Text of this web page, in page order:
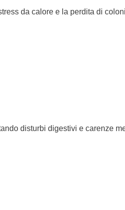
da calore e la perdita di
disturbi digestivi e carenze